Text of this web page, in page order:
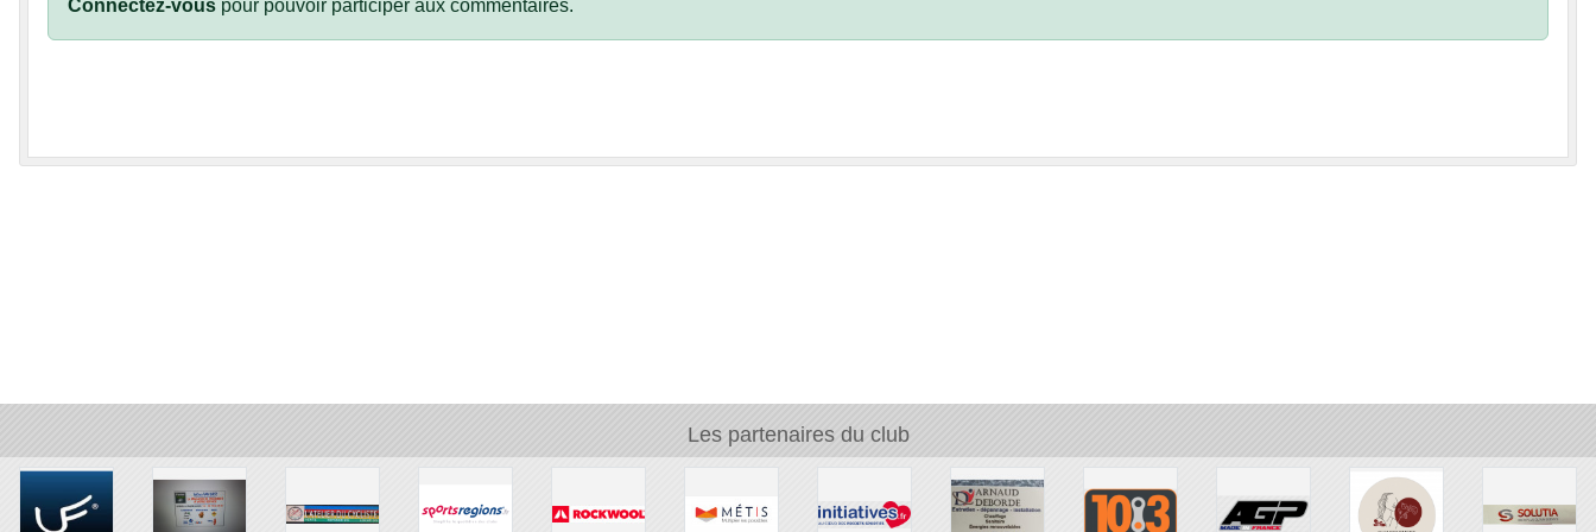
Connectez-vous pour pouvoir participer aux commentaires.
Les partenaires du club